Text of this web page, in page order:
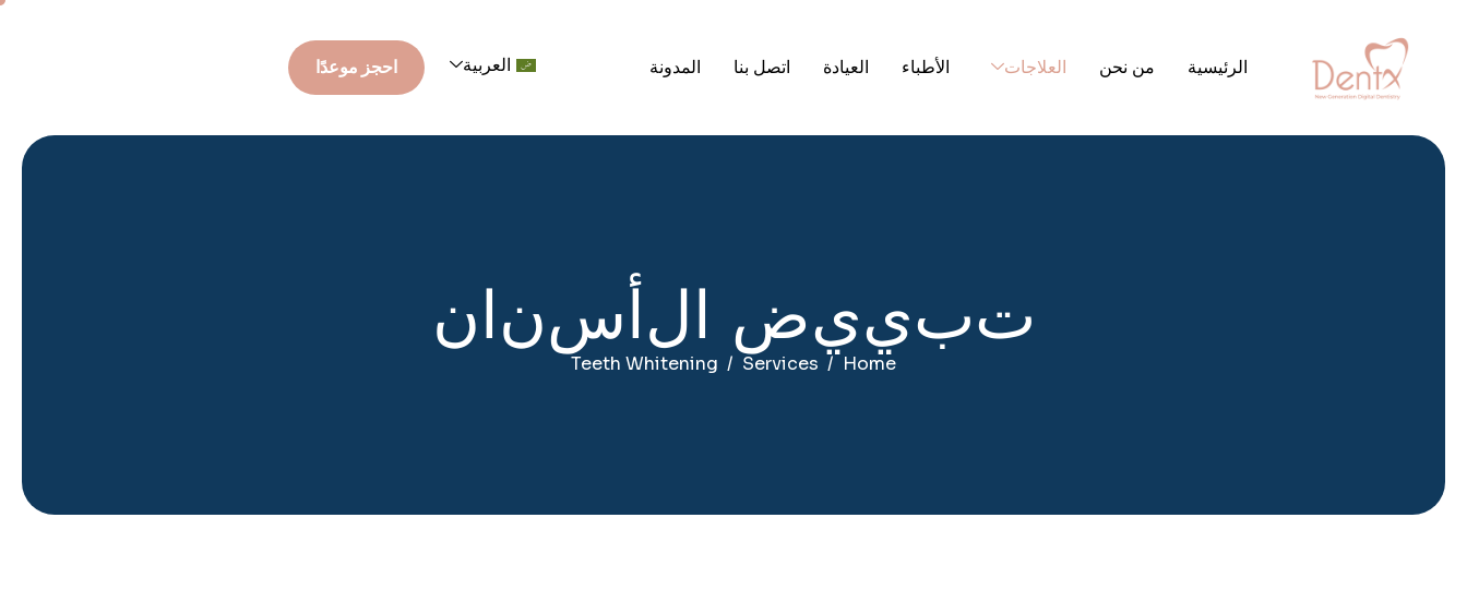
الرئيسية من نحن العلاجات الأطباء العيادة اتصل بنا المدونة العربية احجز موعدًا
تبييض الأسنان
Home
Services
Teeth Whitening